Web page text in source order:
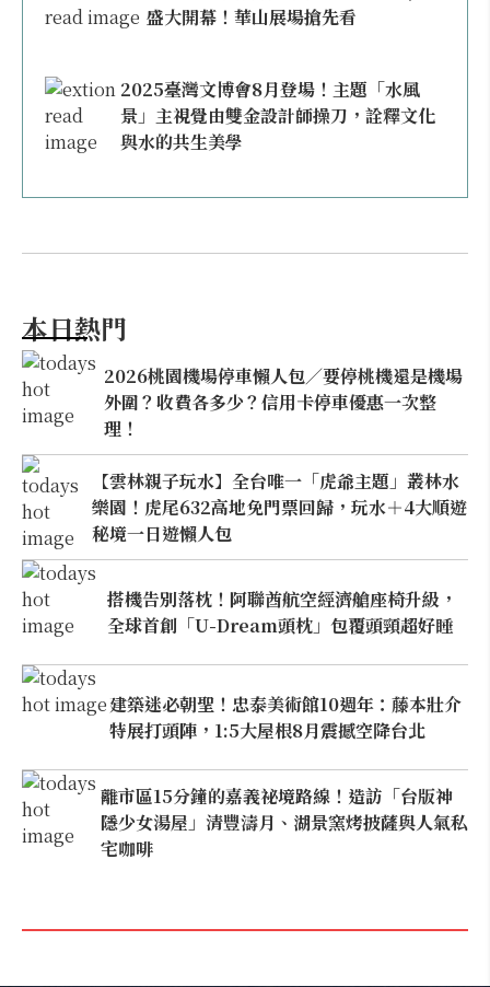
盛大開幕！華山展場搶先看
2025臺灣文博會8月登場！主題「水風
景」主視覺由雙金設計師操刀，詮釋文化
與水的共生美學
本日熱門
2026桃園機場停車懶人包／要停桃機還是機場
外圍？收費各多少？信用卡停車優惠一次整
理！
【雲林親子玩水】全台唯一「虎爺主題」叢林水
樂園！虎尾632高地免門票回歸，玩水＋4大順遊
秘境一日遊懶人包
搭機告別落枕！阿聯酋航空經濟艙座椅升級，
全球首創「U-Dream頭枕」包覆頭頸超好睡
建築迷必朝聖！忠泰美術館10週年：藤本壯介
特展打頭陣，1:5大屋根8月震撼空降台北
離市區15分鐘的嘉義祕境路線！造訪「台版神
隱少女湯屋」清豐濤月、湖景窯烤披薩與人氣私
宅咖啡